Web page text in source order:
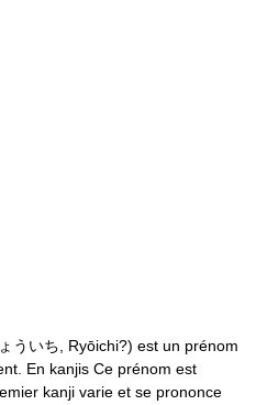
ういち, Ryōichi?) est un prénom
En kanjis Ce prénom est
kanji varie et se prononce